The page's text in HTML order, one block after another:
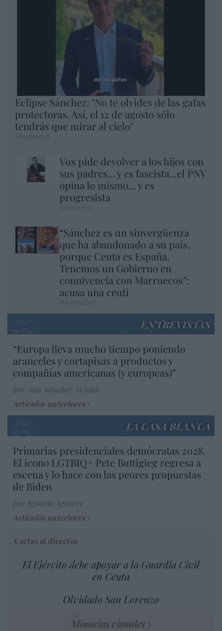
Eclipse Sánchez: "No te olvides de las gafas
protectoras. Así, el 12 de agosto sólo
tendrás que mirar al cielo"
Vox pide devolver a los hijos con
sus padres... y es fascista...el PNV
opina lo mismo... y es
progresista
“Sánchez es un sinvergüenza
que ha abandonado a su país,
porque Ceuta es España.
Tenemos un Gobierno en
connivencia con Marruecos”:
acusa una ceutí
ENTREVISTAS
“Europa lleva mucho tiempo poniendo
aranceles y cortapisas a productos y
compañías americanas (y europeas)”
Artículos anteriores
LA CASA BLANCA
Primarias presidenciales demócratas 2028.
El icono LGTBIQ+ Pete Buttigieg regresa a
escena y lo hace con las peores propuestas
de Biden
Artículos anteriores
Cartas al director
El Ejército debe apoyar a la Guardia Civil
en Ceuta
Olvidado San Lorenzo
Minucias visuales